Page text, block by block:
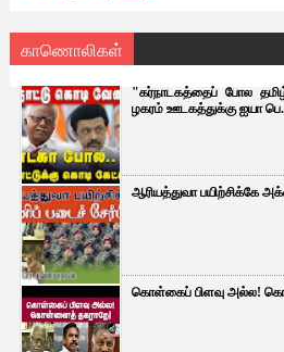
காணொலிகள்
"கர்நாடகத்தைப் போல
ழகரம் ஊடகத்துக்கு ஐயா
ஆரியத்துவா பயிற்சிக்கே
கொள்கைப் பிளவு அல்ல!